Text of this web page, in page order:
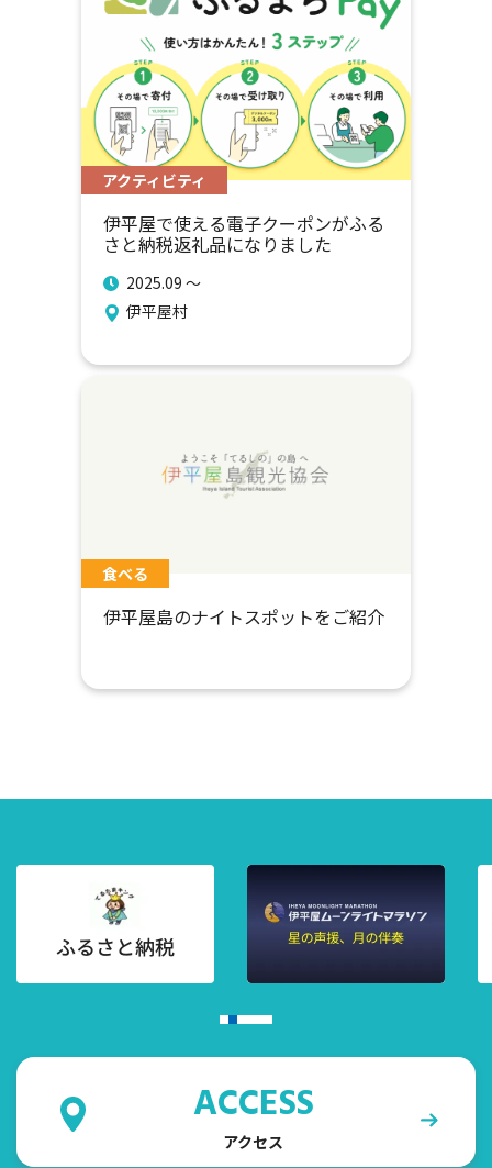
アクティビティ
伊平屋で使える電子クーポンがふる
さと納税返礼品になりました
2025.09 〜
伊平屋村
食べる
伊平屋島のナイトスポットをご紹介
ACCESS
アクセス